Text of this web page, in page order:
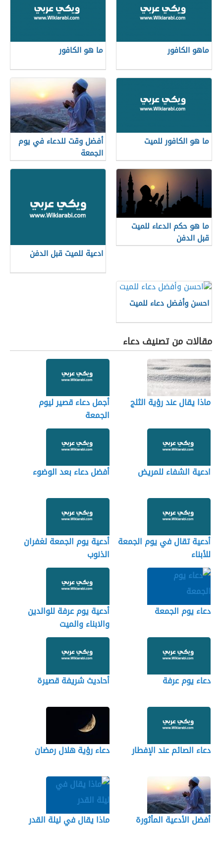
ماهو الكافور ما هو الكافور
ما هو الكافور للميت
أفضل وقت للدعاء في يوم
الجمعة
ما هو حكم الدعاء للميت
قبل الدفن
ادعية للميت قبل الدفن
احسن وأفضل دعاء للميت
مقالات من تصنيف دعاء
ماذا يقال عند رؤية الثلج
أجمل دعاء قصير ليوم
الجمعة
ادعية الشفاء للمريض أفضل دعاء بعد الوضوء
أدعية تقال في يوم الجمعة
للأبناء
أدعية يوم الجمعة لغفران
الذنوب
دعاء يوم الجمعة
أدعية يوم عرفة للوالدين
والابناء والميت
دعاء يوم عرفة أحاديث شريفة قصيرة
دعاء الصائم عند الإفطار دعاء رؤية هلال رمضان
أفضل الأدعية المأثورة ماذا يقال في ليلة القدر